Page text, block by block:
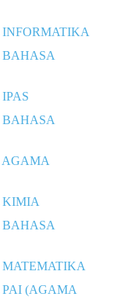
INFORMATIKA
BAHASA
IPAS
BAHASA
AGAMA
KIMIA
BAHASA
MATEMATIKA
PAI (AGAMA